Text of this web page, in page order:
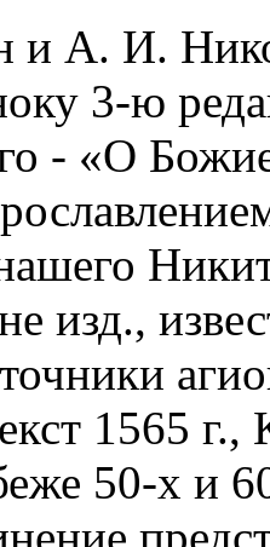
и А. И.
3-ю
- «О
изд.,
1565
50-х и